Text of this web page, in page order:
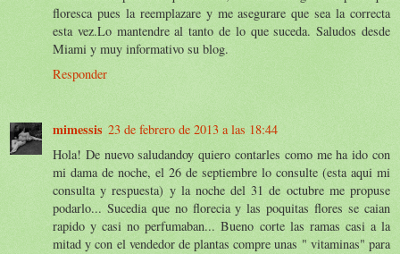
floresca pues la reemplazare y me asegurare que sea la correcta
esta vez.Lo mantendre al tanto de lo que suceda. Saludos desde
Miami y muy informativo su blog.
Responder
mimessis 23 de febrero de 2013 a las 18:44
Hola! De nuevo saludandoy quiero contarles como me ha ido con
mi dama de noche, el 26 de septiembre lo consulte (esta aqui mi
consulta y respuesta) y la noche del 31 de octubre me propuse
podarlo... Sucedia que no florecia y las poquitas flores se caian
rapido y casi no perfumaban... Bueno corte las ramas casi a la
mitad y con el vendedor de plantas compre unas " vitaminas" para